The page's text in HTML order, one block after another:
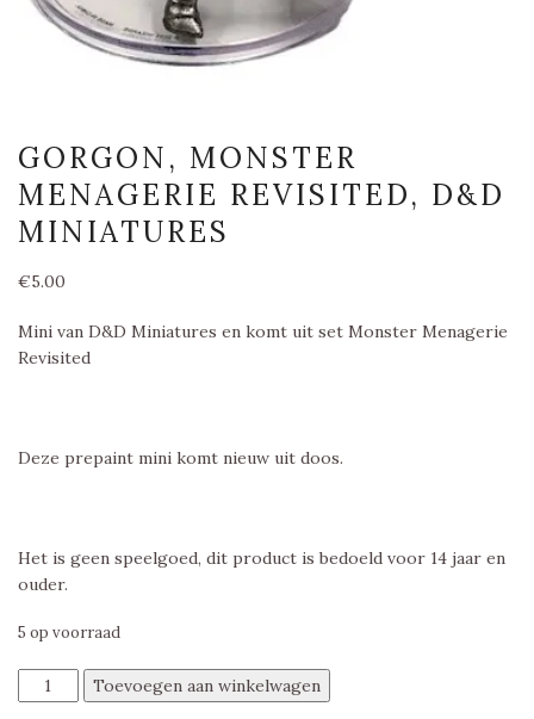
GORGON, MONSTER
MENAGERIE REVISITED, D&D
MINIATURES
€5.00
Mini van D&D Miniatures en komt uit set Monster Menagerie
Revisited
Deze prepaint mini komt nieuw uit doos.
Het is geen speelgoed, dit product is bedoeld voor 14 jaar en
ouder.
5 op voorraad
Gorgon,
Monster
Toevoegen aan winkelwagen